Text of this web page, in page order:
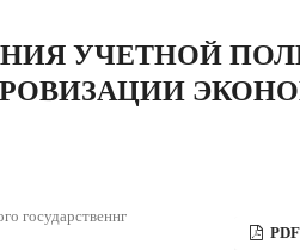
УЧЕТНОЙ
государственнг
PDF